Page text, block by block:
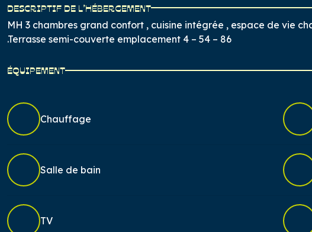
DESCRIPTIF DE L’HÉBERGEMENT
MH 3 chambres grand confort , cuisine intégrée , espace de vie
.Terrasse semi-couverte emplacement 4 – 54 – 86
ÉQUIPEMENT
Chauffage
Salle de bain
TV